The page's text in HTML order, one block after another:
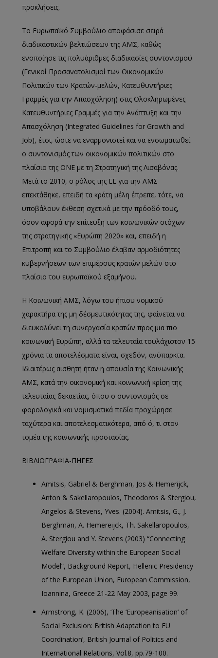
προκλήσεις.
Το Ευρωπαϊκό Συμβούλιο αποφάσισε σειρά
διαδικαστικών βελτιώσεων της ΑΜΣ, καθώς
ενοποίησε τις πολυάριθμες διαδικασίες συντονισμού
(Γενικοί Προσανατολισμοί των Οικονομικών
Πολιτικών των Κρατών-μελών, Κατευθυντήριες
Γραμμές για την Απασχόληση) στις Ολοκληρωμένες
Κατευθυντήριες Γραμμές για την Ανάπτυξη και την
Απασχόληση (Integrated Guidelines for Growth and
Job), έτσι, ώστε να εναρμονιστεί και να ενσωματωθεί
ο συντονισμός των οικονομικών πολιτικών στο
πλαίσιο της ΟΝΕ με τη Στρατηγική της Λισαβόνας.
Μετά το 2010, ο ρόλος της ΕΕ για την ΑΜΣ
επεκτάθηκε, επειδή τα κράτη μέλη έπρεπε, τότε, να
υποβάλουν έκθεση σχετικά με την πρόοδό τους,
όσον αφορά την επίτευξη των κοινωνικών στόχων
της στρατηγικής «Ευρώπη 2020» και, επειδή η
Επιτροπή και το Συμβούλιο έλαβαν αρμοδιότητες
κυβερνήσεων των επιμέρους κρατών μελών στο
πλαίσιο του ευρωπαϊκού εξαμήνου.
Η Κοινωνική ΑΜΣ, λόγω του ήπιου νομικού
χαρακτήρα της μη δέσμευτικότητας της, φαίνεται να
διευκολύνει τη συνεργασία κρατών προς μια πιο
κοινωνική Ευρώπη, αλλά τα τελευταία τουλάχιστον 15
χρόνια τα αποτελέσματα είναι, σχεδόν, ανύπαρκτα.
Ιδιαιτέρως αισθητή ήταν η απουσία της Κοινωνικής
ΑΜΣ, κατά την οικονομική και κοινωνική κρίση της
τελευταίας δεκαετίας, όπου ο συντονισμός σε
φορολογικά και νομισματικά πεδία προχώρησε
ταχύτερα και αποτελεσματικότερα, από ό, τι στον
τομέα της κοινωνικής προστασίας.
ΒΙΒΛΙΟΓΡΑΦΙΑ-ΠΗΓΕΣ
Amitsis, Gabriel & Berghman, Jos & Hemerijck,
Anton & Sakellaropoulos, Theodoros & Stergiou,
Angelos & Stevens, Yves. (2004). Amitsis, G., J.
Berghman, A. Hemereijck, Th. Sakellaropoulos,
A. Stergiou and Y. Stevens (2003) “Connecting
Welfare Diversity within the European Social
Model”, Background Report, Hellenic Presidency
of the European Union, European Commission,
Ioannina, Greece 21-22 May 2003, page 99.
Armstrong, K. (2006), ‘The ‘Europeanisation’ of
Social Exclusion: British Adaptation to EU
Coordination’, British Journal of Politics and
International Relations, Vol.8, pp.79-100.